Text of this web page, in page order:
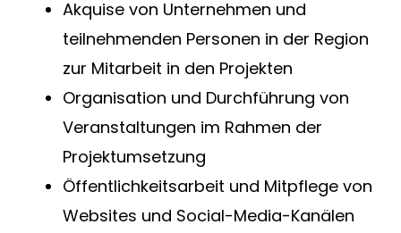
Akquise von Unternehmen und
teilnehmenden Personen in der Region
zur Mitarbeit in den Projekten
Organisation und Durchführung von
Veranstaltungen im Rahmen der
Projektumsetzung
Öffentlichkeitsarbeit und Mitpflege von
Websites und Social-Media-Kanälen